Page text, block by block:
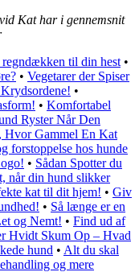
Kat har i gennemsnit
til din hest •
• Vegetarer der Spiser
•
• Komfortabel
Ryster Når Den
Hvor Gammel En Kat
forstoppelse hos hunde
• Sådan Spotter du
når din hund slikker
kat til dit hjem! • Giv
• Så længe er en
og Nemt! • Find ud af
Hvidt Skum Op – Hvad
hund • Alt du skal
og mere